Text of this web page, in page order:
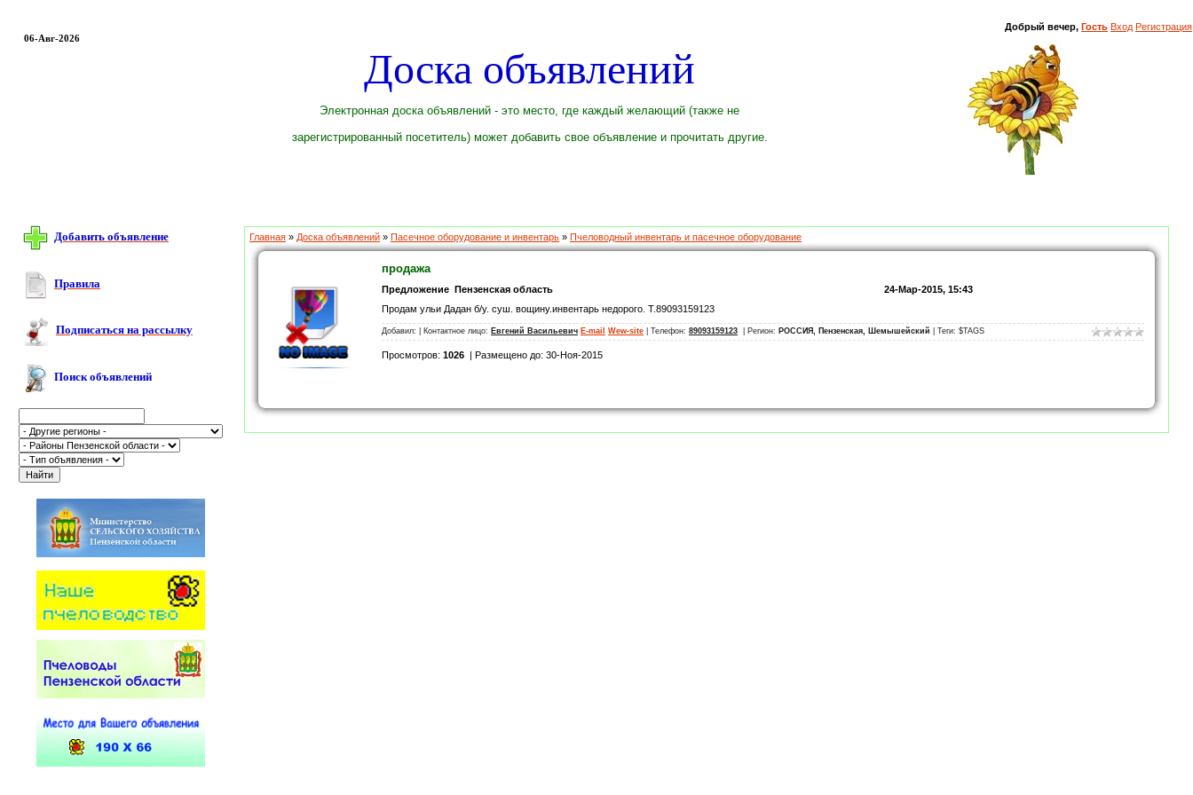
Добрый вечер, Гость Вход Регистрация
06-Авг-2026
Доска объявлений
Электронная доска объявлений - это место, где каждый желающий (также не
зарегистрированный посетитель) может добавить свое объявление и прочитать другие.
Добавить объявление
Правила
Подписаться на рассылку
Поиск объявлений
Главная » Доска объявлений » Пасечное оборудование и инвентарь » Пчеловодный инвентарь и пасечное оборудование
продажа
Предложение Пензенская область
24-Мар-2015, 15:43
Продам ульи Дадан б/у. суш. вощину.инвентарь недорого. Т.89093159123
Добавил: | Контактное лицо: Евгений Васильевич E-mail Wew-site | Телефон: 89093159123 | Регион: РОССИЯ, Пензенская, Шемышейский | Теги: $TAGS
Просмотров: 1026 | Размещено до: 30-Ноя-2015